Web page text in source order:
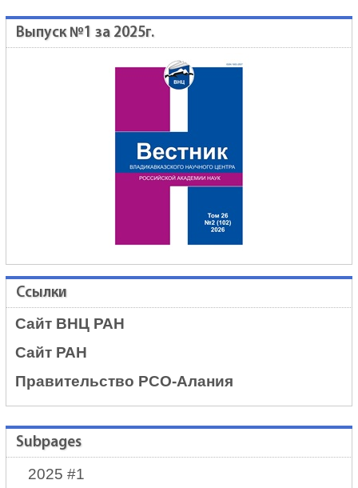
Выпуск №1 за 2025г.
Ссылки
Сайт ВНЦ РАН
Сайт РАН
Правительство РСО-Алания
Subpages
2025 #1